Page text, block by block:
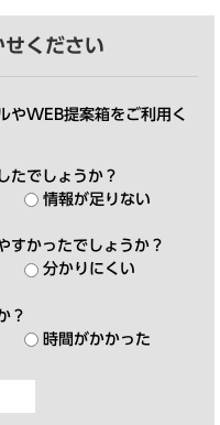
せください
やWEB提案箱をご利用く
たでしょうか？
情報が足りない
すかったでしょうか？
分かりにくい
？
時間がかかった